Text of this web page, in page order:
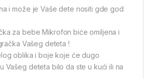
i može je Vaše dete nositi gde god
za bebe Mikrofon biće omiljena i
Vašeg deteta !
oblika i boje koje će dugo
Vašeg deteta bilo da ste u kući ili na